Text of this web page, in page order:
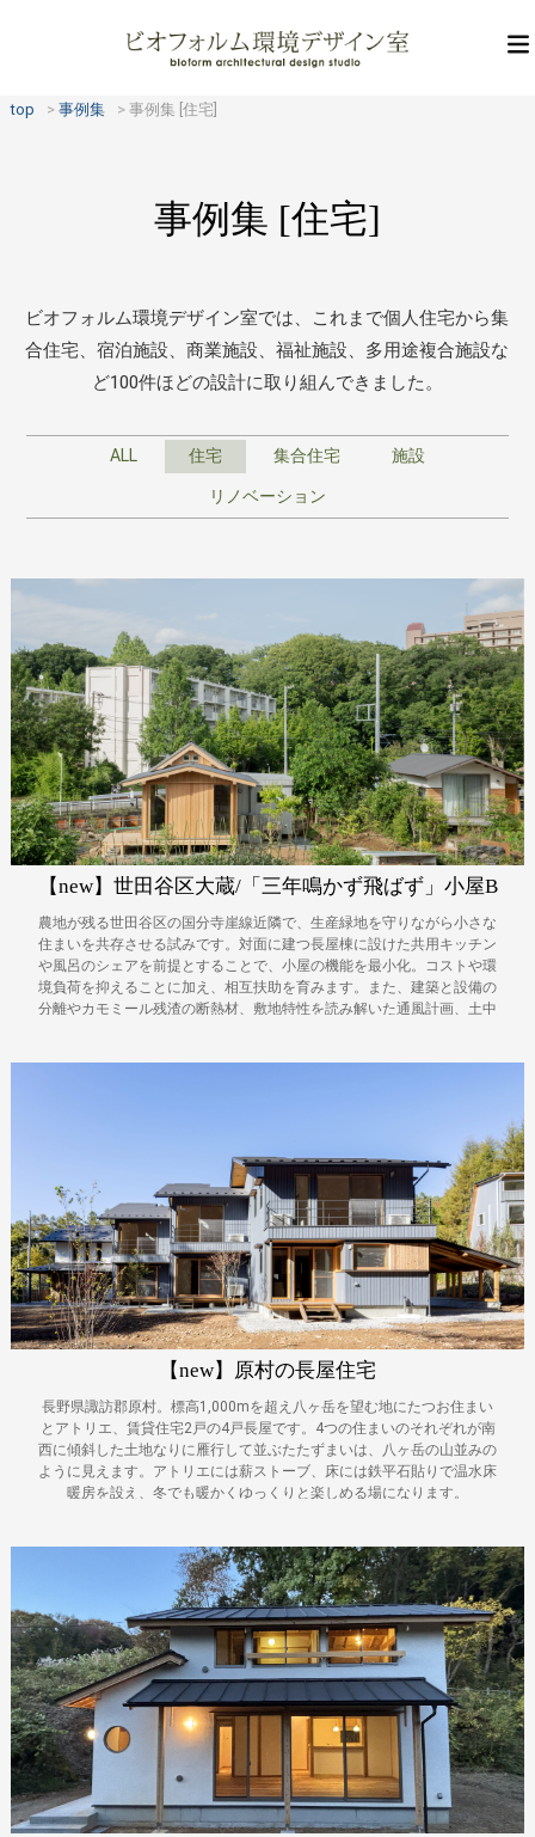
top 事例集 事例集 [住宅]
事例集 [住宅]
ビオフォルム環境デザイン室では、これまで個人住宅から集
合住宅、宿泊施設、商業施設、福祉施設、多用途複合施設な
ど100件ほどの設計に取り組んできました。
ALL 住宅 集合住宅 施設
リノベーション
【new】世田谷区大蔵/「三年鳴かず飛ばず」小屋B
農地が残る世田谷区の国分寺崖線近隣で、生産緑地を守りながら小さな
住まいを共存させる試みです。対面に建つ長屋棟に設けた共用キッチン
や風呂のシェアを前提とすることで、小屋の機能を最小化。コストや環
境負荷を抑えることに加え、相互扶助を育みます。また、建築と設備の
分離やカモミール残渣の断熱材、敷地特性を読み解いた通風計画、土中
【new】原村の長屋住宅
長野県諏訪郡原村。標高1,000mを超え八ヶ岳を望む地にたつお住まい
とアトリエ、賃貸住宅2戸の4戸長屋です。4つの住まいのそれぞれが南
西に傾斜した土地なりに雁行して並ぶたたずまいは、八ヶ岳の山並みの
ように見えます。アトリエには薪ストーブ、床には鉄平石貼りで温水床
暖房を設え、冬でも暖かくゆっくりと楽しめる場になります。